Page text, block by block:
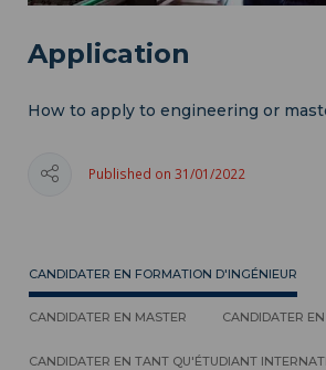
Application
How to apply to engineering or
Published on 31/01/2022
CANDIDATER EN FORMATION D'INGÉNIEUR
CANDIDATER EN MASTER CANDIDATER
CANDIDATER EN TANT QU'ÉTUDIANT